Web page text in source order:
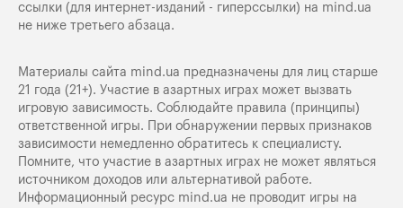
ссылки (для интернет-изданий - гиперссылки) на mind.ua
не ниже третьего абзаца.
Материалы сайта mind.ua предназначены для лиц старше
21 года (21+). Участие в азартных играх может вызвать
игровую зависимость. Соблюдайте правила (принципы)
ответственной игры. При обнаружении первых признаков
зависимости немедленно обратитесь к специалисту.
Помните, что участие в азартных играх не может являться
источником доходов или альтернативой работе.
Информационный ресурс mind.ua не проводит игры на